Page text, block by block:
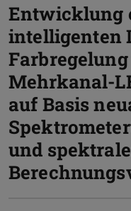
Entwicklung
intelligenten
Mehrkanal-
auf Basis
und